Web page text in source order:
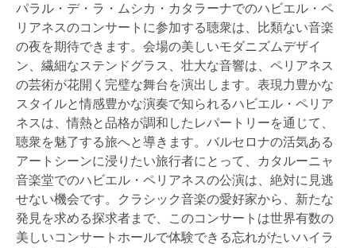
パラル・デ・ラ・ムシカ・カタラーナでのハビエル・ペ
リアネスのコンサートに参加する聴衆は、比類ない音楽
の夜を期待できます。会場の美しいモダニズムデザイ
ン、繊細なステンドグラス、壮大な音響は、ペリアネス
の芸術が花開く完璧な舞台を演出します。表現力豊かな
スタイルと情感豊かな演奏で知られるハビエル・ペリア
ネスは、情熱と品格が調和したレパートリーを通じて、
聴衆を魅了する旅へと導きます。バルセロナの活気ある
アートシーンに浸りたい旅行者にとって、カタルーニャ
音楽堂でのハビエル・ペリアネスの公演は、絶対に見逃
せない機会です。クラシック音楽の愛好家から、新たな
発見を求める探求者まで、このコンサートは世界有数の
美しいコンサートホールで体験できる忘れがたいハイラ